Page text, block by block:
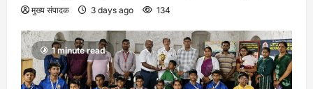
मुख्य संपादक 3 days ago 134
1 minute read